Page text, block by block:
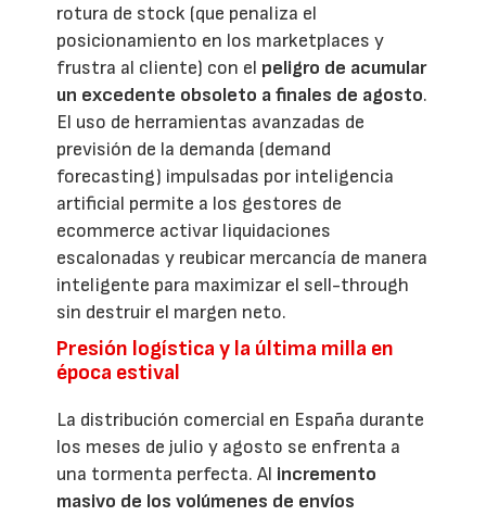
rotura de stock (que penaliza el
posicionamiento en los marketplaces y
frustra al cliente) con el peligro de acumular
un excedente obsoleto a finales de agosto.
El uso de herramientas avanzadas de
previsión de la demanda (demand
forecasting) impulsadas por inteligencia
artificial permite a los gestores de
ecommerce activar liquidaciones
escalonadas y reubicar mercancía de manera
inteligente para maximizar el sell-through
sin destruir el margen neto.
Presión logística y la última milla en
época estival
La distribución comercial en España durante
los meses de julio y agosto se enfrenta a
una tormenta perfecta. Al incremento
masivo de los volúmenes de envíos